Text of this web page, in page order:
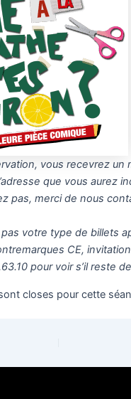
vous recevrez un
que vous aurez
pas, merci de nous
votre type de billets
CE,
pour voir s’il reste
closes pour cette